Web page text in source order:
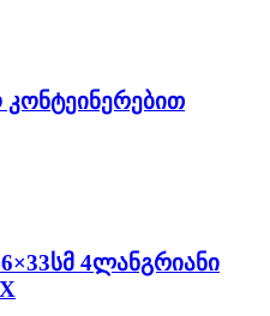
4ლანგრიანი